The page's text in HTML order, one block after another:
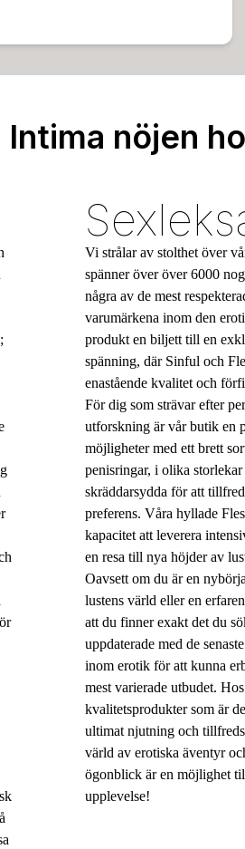
Intima nöjen
Vi strålar av stolthet över
spänner över över 6000
några av de mest
varumärkena inom den
produkt en biljett till en
spänning, där Sinful och
enastående kvalitet och
För dig som strävar efter
utforskning är vår butik en
möjligheter med ett brett
penisringar, i olika
skräddarsydda för att
preferens. Våra hyllade
kapacitet att leverera
en resa till nya höjder av
Oavsett om du är en
lustens värld eller en
att du finner exakt det du
uppdaterade med de
inom erotik för att kunna
mest varierade utbudet.
kvalitetsprodukter som är
ultimat njutning och
värld av erotiska äventyr
ögonblick är en möjlighet
upplevelse!